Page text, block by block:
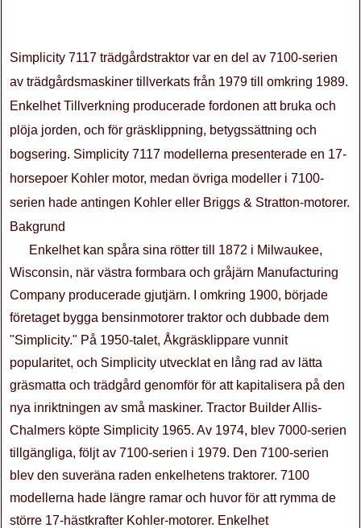
Simplicity 7117 trädgårdstraktor var en del av 7100-serien
av trädgårdsmaskiner tillverkats från 1979 till omkring 1989.
Enkelhet Tillverkning producerade fordonen att bruka och
plöja jorden, och för gräsklippning, betygssättning och
bogsering. Simplicity 7117 modellerna presenterade en 17-
horsepoer Kohler motor, medan övriga modeller i 7100-
serien hade antingen Kohler eller Briggs & Stratton-motorer.
Bakgrund
Enkelhet kan spåra sina rötter till 1872 i Milwaukee,
Wisconsin, när västra formbara och gråjärn Manufacturing
Company producerade gjutjärn. I omkring 1900, började
företaget bygga bensinmotorer traktor och dubbade dem
"Simplicity." På 1950-talet, Åkgräsklippare vunnit
popularitet, och Simplicity utvecklat en lång rad av lätta
gräsmatta och trädgård genomför för att kapitalisera på den
nya inriktningen av små maskiner. Tractor Builder Allis-
Chalmers köpte Simplicity 1965. Av 1974, blev 7000-serien
tillgängliga, följt av 7100-serien i 1979. Den 7100-serien
blev den suveräna raden enkelhetens traktorer. 7100
modellerna hade längre ramar och huvor för att rymma de
större 17-hästkrafter Kohler-motorer. Enkelhet